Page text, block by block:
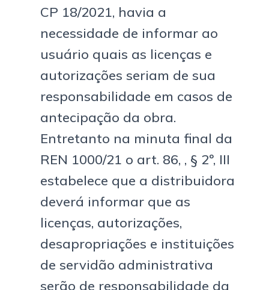
CP 18/2021, havia a
necessidade de informar ao
usuário quais as licenças e
autorizações seriam de sua
responsabilidade em casos de
antecipação da obra.
Entretanto na minuta final da
REN 1000/21 o art. 86, , § 2º, III
estabelece que a distribuidora
deverá informar que as
licenças, autorizações,
desapropriações e instituições
de servidão administrativa
serão de responsabilidade da